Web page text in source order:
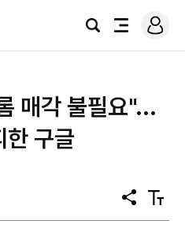
검
전
로
그
매각 불필요"...
한 구글
공
유
텍
스